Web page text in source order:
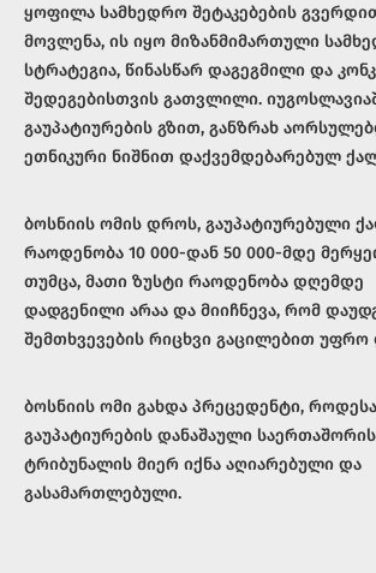
ყოფილა სამხედრო შეტაკებების
მოვლენა, ის იყო მიზანმიმართული
სტრატეგია, წინასწარ დაგეგმილი და
შედეგებისთვის გათვლილი.
გაუპატიურების გზით, განზრახ
ეთნიკური ნიშნით დაქვემდებარებულ
ბოსნიის ომის დროს, გაუპატიურებული
რაოდენობა 10 000-დან 50 000-მდე
თუმცა, მათი ზუსტი რაოდენობა დღემდე
დადგენილი არაა და მიიჩნევა, რომ
შემთხვევების რიცხვი გაცილებით უფრო
ბოსნიის ომი გახდა პრეცედენტი,
გაუპატიურების დანაშაული
ტრიბუნალის მიერ იქნა აღიარებული და
გასამართლებული.